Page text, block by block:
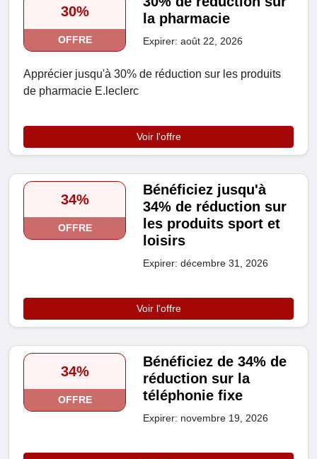
30%
OFFRE
la pharmacie
Expirer: août 22, 2026
Apprécier jusqu'à 30% de réduction sur les produits
de pharmacie E.leclerc
Voir l'offre
34%
OFFRE
Bénéficiez jusqu'à
34% de réduction sur
les produits sport et
loisirs
Expirer: décembre 31, 2026
Voir l'offre
34%
OFFRE
Bénéficiez de 34% de
réduction sur la
téléphonie fixe
Expirer: novembre 19, 2026